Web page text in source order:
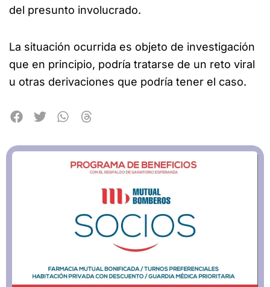
del presunto involucrado.
La situación ocurrida es objeto de investigación
que en principio, podría tratarse de un reto viral
u otras derivaciones que podría tener el caso.